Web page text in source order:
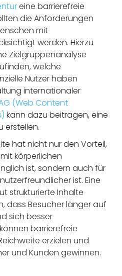
eine barrierefreie
die Anforderungen
mit
werden. Hierzu
Zielgruppenanalyse
welche
Nutzer haben
internationaler
(Web Content
kann dazu beitragen, eine
erstellen.
hat nicht nur den Vorteil,
körperlichen
ist, sondern auch für
ist. Eine
strukturierte Inhalte
dass Besucher länger auf
sich besser
barrierefreie
erzielen und
und Kunden gewinnen.